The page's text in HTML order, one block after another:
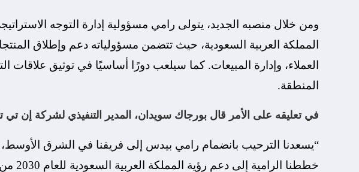
ومن خلال منصبه الجديد، يتولى رامي مسؤولية إدارة التوجه
المملكة العربية السعودية، حيث تتضمن مسؤولياته دعم وإطلاق
العملاء، وإدارة المبيعات. كما سيلعب دورًا أساسيًا في توثيق علاقات
المنطقة.
في تعليقه على الأمر قال بورجاك سويدان، المدير التنفيذي لشركة إن
“يسعدنا الترحيب بانضمام رامي بيدس إلى فريقنا في الشرق
خططنا